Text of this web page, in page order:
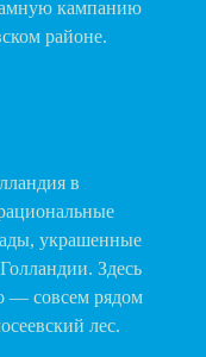
кампанию
районе.
в
украшенные
Здесь
— совсем рядом
лес.